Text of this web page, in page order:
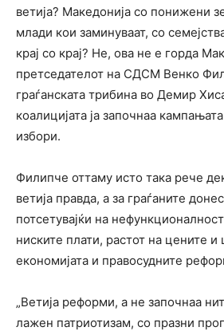
ветија? Македонија со понижени
млади кои заминуваат, со
крај со крај? Не, ова не е горда
претседателот на СДСМ Венко
граѓанската трибина во Демир
коалицијата ја започнаа
избори.
Филипче оттаму исто така рече
ветија правда, а за граѓаните
потсетувајќи на
ниските плати, растот на цените и
економијата и правосудните
„Ветија реформи, а не започнаа
лажен патриотизам, со празни